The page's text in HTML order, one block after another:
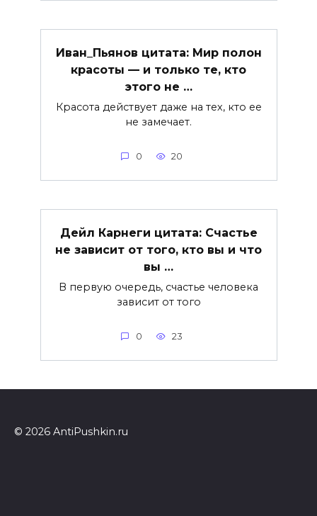
Иван_Пьянов цитата: Мир полон
красоты — и только те, кто
этого не …
Красота действует даже на тех, кто ее
не замечает.
0 20
Дейл Карнеги цитата: Счастье
не зависит от того, кто вы и что
вы …
В первую очередь, счастье человека
зависит от того
0 23
© 2026 AntiPushkin.ru